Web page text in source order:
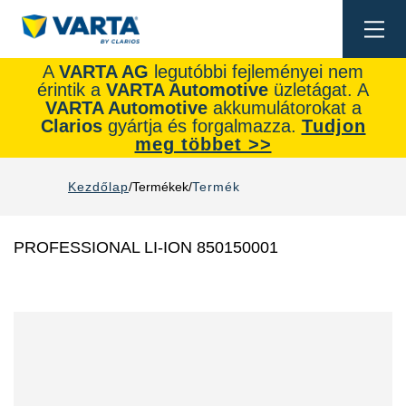
A VARTA AG legutóbbi fejleményei nem
érintik a VARTA Automotive üzletágat. A
VARTA Automotive akkumulátorokat a
Clariosgyártja és forgalmazza. Tudjon
meg többet >>
Kezdőlap Termékek Termék
PROFESSIONAL LI-ION 850150001